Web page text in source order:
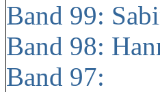
Band 99:
Band 98:
Band 97: